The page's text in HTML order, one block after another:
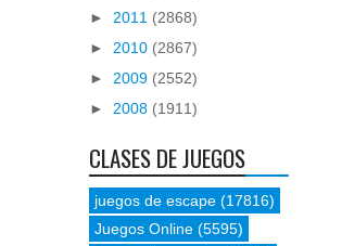
► 2011 (2868)
► 2010 (2867)
► 2009 (2552)
► 2008 (1911)
CLASES DE JUEGOS
juegos de escape (17816)
Juegos Online (5595)